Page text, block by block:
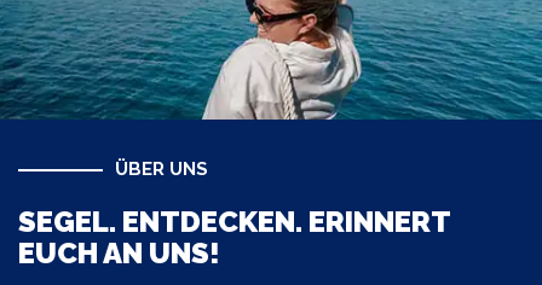
ÜBER UNS
SEGEL. ENTDECKEN. ERINNERT
EUCH AN UNS!